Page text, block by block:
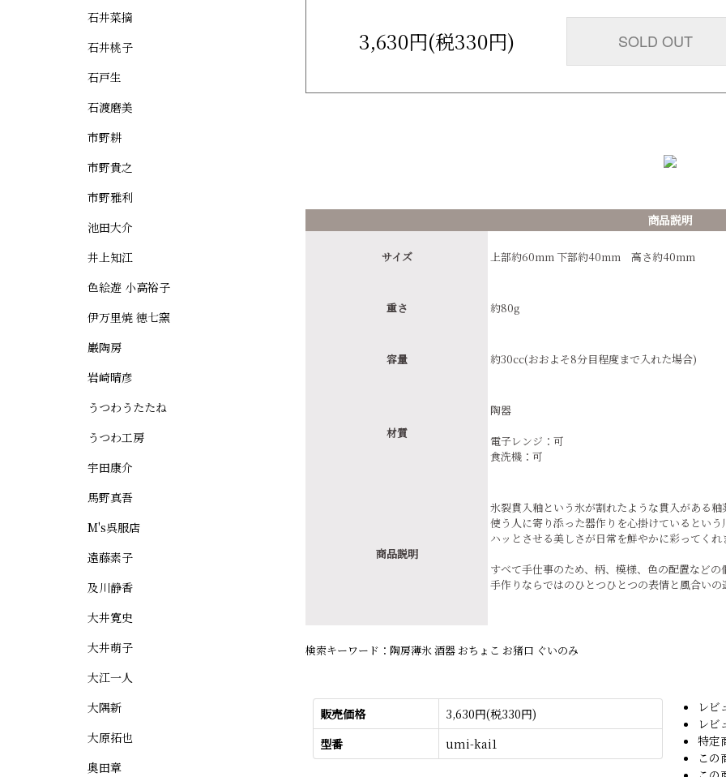
3,630円(税330円) SOLD OUT
商品説明
サイズ 上部約60mm 下部約40mm 高さ約40mm
重さ 約80g
容量 約30cc(おおよそ8分目程度まで入れた場合)
材質
陶器
電子レンジ：可
食洗機：可
商品説明
氷裂貫入釉という氷が割れたような貫入がある釉
使う人に寄り添った器作りを心掛けているという
ハッとさせる美しさが日常を鮮やかに彩ってくれ
すべて手仕事のため、柄、模様、色の配置などの
手作りならではのひとつひとつの表情と風合いの
検索キーワード：陶房薄氷 酒器 おちょこ お猪口 ぐいのみ
販売価格
3,630円(税330円)
型番
umi-kai1
レビ
レビ
特定
この
石井菜摘
石井桃子
石戸生
石渡磨美
市野耕
市野貴之
市野雅利
池田大介
井上知江
色絵遊 小高裕子
伊万里焼 徳七窯
巌陶房
岩崎晴彦
うつわうたたね
うつわ工房
宇田康介
馬野真吾
M's呉服店
遠藤素子
及川静香
大井寛史
大井萌子
大江一人
大隅新
大原拓也
奥田章